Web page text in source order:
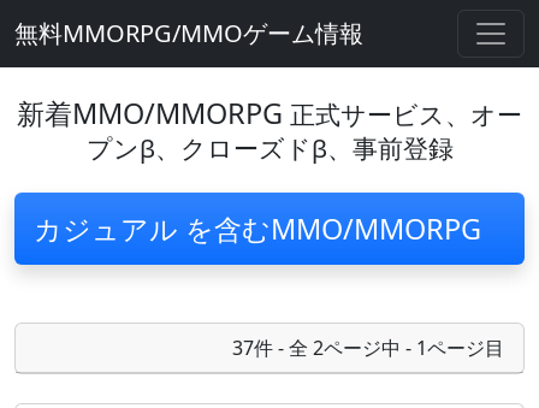
無料MMORPG/MMOゲーム情報
新着MMO/MMORPG 正式サービス、オー
プンβ、クローズドβ、事前登録
カジュアル を含むMMO/MMORPG
37件 - 全 2ページ中 - 1ページ目